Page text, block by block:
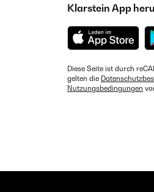
Klarstein App
Diese Seite ist durch
gelten die
Nutzungsbedingungen